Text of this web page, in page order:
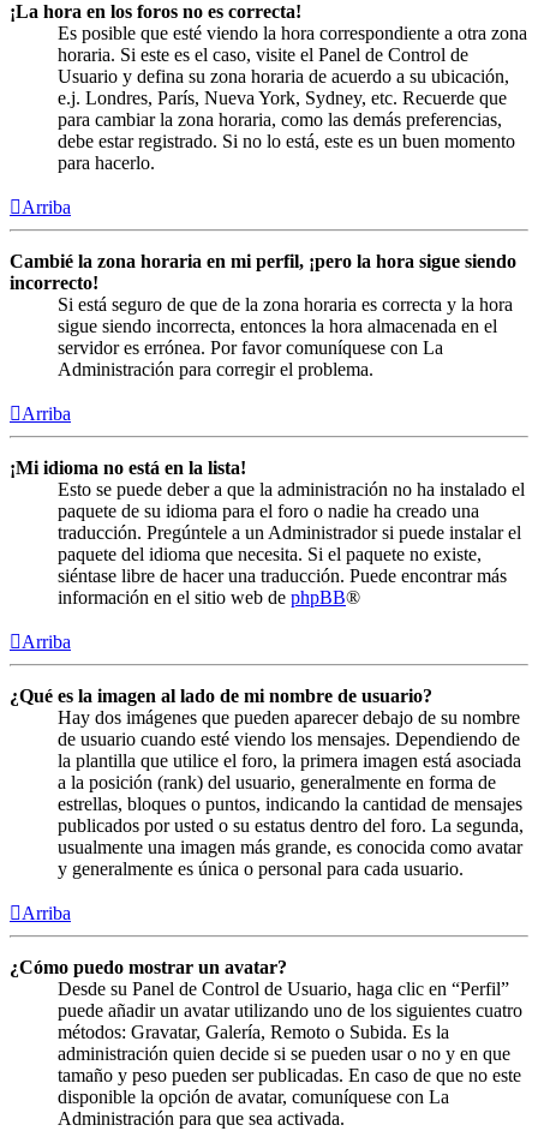
¡La hora en los foros no es correcta!
Es posible que esté viendo la hora correspondiente a otra zona
horaria. Si este es el caso, visite el Panel de Control de
Usuario y defina su zona horaria de acuerdo a su ubicación,
e.j. Londres, París, Nueva York, Sydney, etc. Recuerde que
para cambiar la zona horaria, como las demás preferencias,
debe estar registrado. Si no lo está, este es un buen momento
para hacerlo.
Arriba
Cambié la zona horaria en mi perfil, ¡pero la hora sigue siendo
incorrecto!
Si está seguro de que de la zona horaria es correcta y la hora
sigue siendo incorrecta, entonces la hora almacenada en el
servidor es errónea. Por favor comuníquese con La
Administración para corregir el problema.
Arriba
¡Mi idioma no está en la lista!
Esto se puede deber a que la administración no ha instalado el
paquete de su idioma para el foro o nadie ha creado una
traducción. Pregúntele a un Administrador si puede instalar el
paquete del idioma que necesita. Si el paquete no existe,
siéntase libre de hacer una traducción. Puede encontrar más
información en el sitio web de phpBB®
Arriba
¿Qué es la imagen al lado de mi nombre de usuario?
Hay dos imágenes que pueden aparecer debajo de su nombre
de usuario cuando esté viendo los mensajes. Dependiendo de
la plantilla que utilice el foro, la primera imagen está asociada
a la posición (rank) del usuario, generalmente en forma de
estrellas, bloques o puntos, indicando la cantidad de mensajes
publicados por usted o su estatus dentro del foro. La segunda,
usualmente una imagen más grande, es conocida como avatar
y generalmente es única o personal para cada usuario.
Arriba
¿Cómo puedo mostrar un avatar?
Desde su Panel de Control de Usuario, haga clic en “Perfil”
puede añadir un avatar utilizando uno de los siguientes cuatro
métodos: Gravatar, Galería, Remoto o Subida. Es la
administración quien decide si se pueden usar o no y en que
tamaño y peso pueden ser publicadas. En caso de que no este
disponible la opción de avatar, comuníquese con La
Administración para que sea activada.